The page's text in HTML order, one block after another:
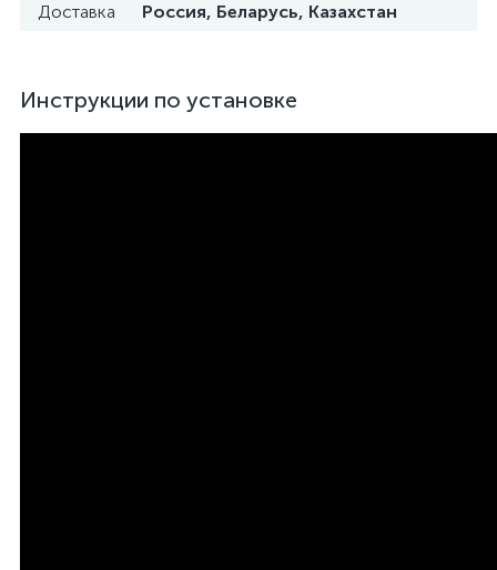
Доставка Россия, Беларусь, Казахстан
Инструкции по установке